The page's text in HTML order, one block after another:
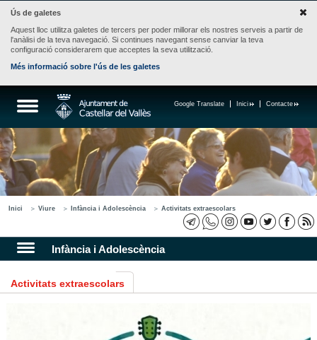
Ús de galetes
Aquest lloc utilitza galetes de tercers per poder millorar els nostres serveis a partir de
l'anàlisi de la teva navegació. Si continues navegant sense canviar la teva
configuració considerarem que acceptes la seva utilització.
Més informació sobre l'ús de les galetes
Contacte
Inici
Google Translate
Inici Viure Infància i Adolescència Activitats extraescolars
Infància i Adolescència
Activitats extraescolars